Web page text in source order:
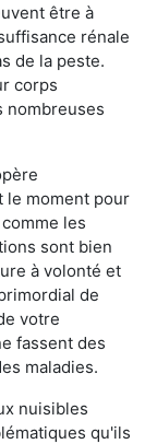
être à
rénale
de la peste.
corps
nombreuses
le moment pour
les
sont bien
à volonté et
de
votre
fassent des
maladies.
nuisibles
qu'ils